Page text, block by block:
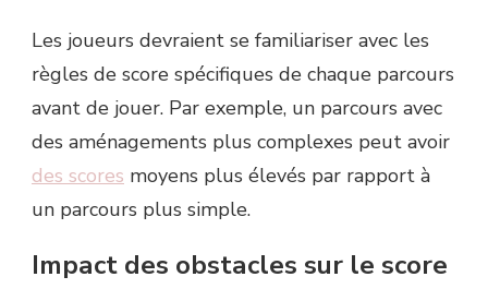
Les joueurs devraient se familiariser avec les
règles de score spécifiques de chaque parcours
avant de jouer. Par exemple, un parcours avec
des aménagements plus complexes peut avoir
des scores moyens plus élevés par rapport à
un parcours plus simple.
Impact des obstacles sur le score